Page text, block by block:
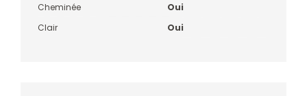
Cheminée
Oui
Clair
Oui